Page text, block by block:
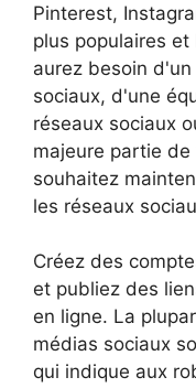
Pinterest,
plus populaires
aurez besoin
sociaux, d'une
réseaux sociaux
majeure partie
souhaitez
les réseaux
Créez des
et publiez des
en ligne. La
médias sociaux
qui indique aux